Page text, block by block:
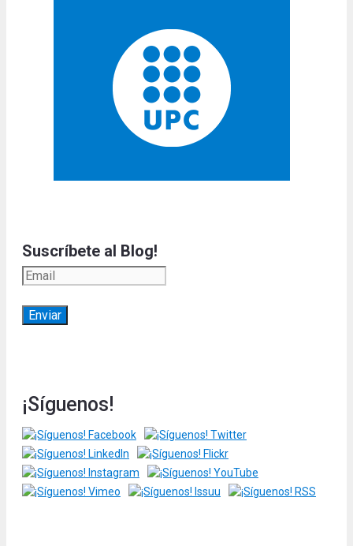
Suscríbete al Blog!
¡Síguenos!